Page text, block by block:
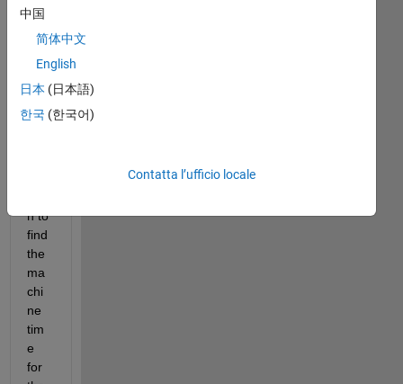
I
nt
imp
et
n to
find
the
ma
chi
ne
tim
e
for
中国
简体中文
English
日本 (日本語)
한국 (한국어)
Contatta l’ufficio locale